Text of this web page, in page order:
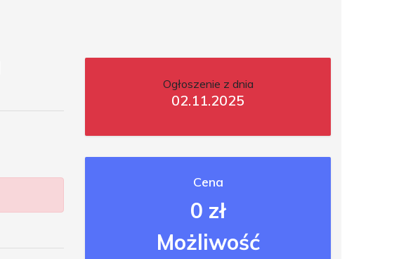
Ogłoszenie z dnia
02.11.2025
Cena
0 zł
Możliwość